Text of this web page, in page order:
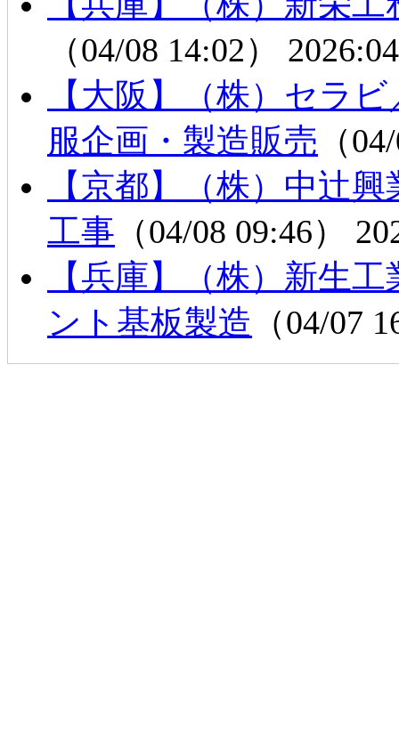
（04/08 14:02）
【大阪】（株）セラ
服企画・製造販売 （
【京都】（株）中辻
工事 （04/08 09:46）
【兵庫】（株）新生
ント基板製造 （04/07